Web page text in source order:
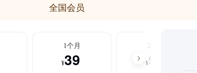
全国会员
1个月
¥39
3个月
¥99